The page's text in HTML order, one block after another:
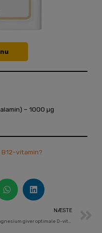
– 1000 µg
vitamin?
NÆSTE
Magnesium giver optimale D-vitaminværdier